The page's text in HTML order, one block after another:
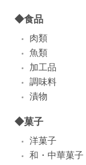
◆食品
肉類
魚類
加工品
調味料
漬物
◆菓子
洋菓子
和・中華菓子